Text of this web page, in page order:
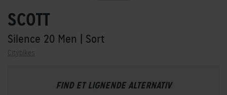
SCOTT
Silence 20 Men | Sort
Citybikes
FIND ET LIGNENDE ALTERNATIV